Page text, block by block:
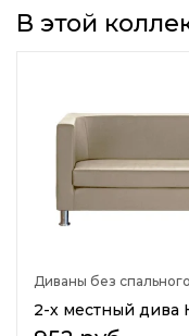
Искусственная
Велюр
Количество сидячих
Количество спальных
В гостиную
В кафе
Для отдыха
В этой
Диваны без
2-х местный дива